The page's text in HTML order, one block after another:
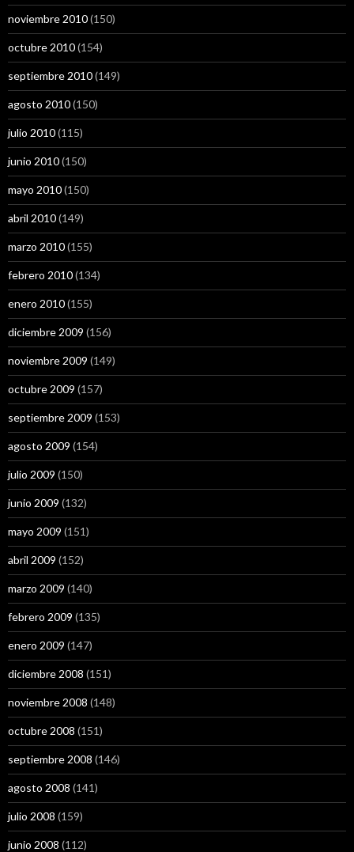
noviembre 2010(150)
octubre 2010(154)
septiembre 2010(149)
agosto 2010(150)
julio 2010(115)
junio 2010(150)
mayo 2010(150)
abril 2010(149)
marzo 2010(155)
febrero 2010(134)
enero 2010(155)
diciembre 2009 (156)
noviembre 2009 (149)
octubre 2009 (157)
septiembre 2009 (153)
agosto 2009 (154)
julio 2009 (150)
junio 2009 (132)
mayo 2009 (151)
abril 2009 (152)
marzo 2009 (140)
febrero 2009 (135)
enero 2009 (147)
diciembre 2008 (151)
noviembre 2008 (148)
octubre 2008 (151)
septiembre 2008 (146)
agosto 2008 (141)
julio 2008 (159)
junio 2008 (112)